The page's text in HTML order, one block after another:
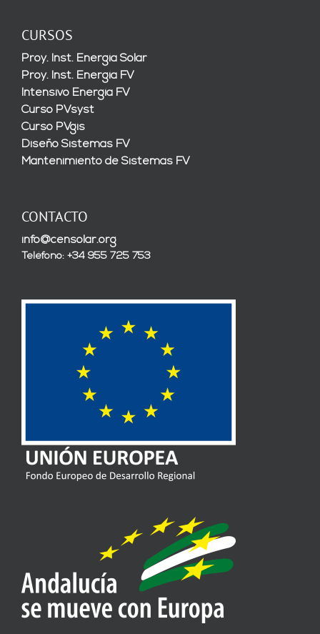
CURSOS
Proy. Inst. Energía Solar
Proy. Inst. Energía FV
Intensivo Energía FV
Curso PVsyst
Curso PVgis
Diseño Sistemas FV
Mantenimiento de Sistemas FV
CONTACTO
info@censolar.org
Teléfono: +34 955 725 753